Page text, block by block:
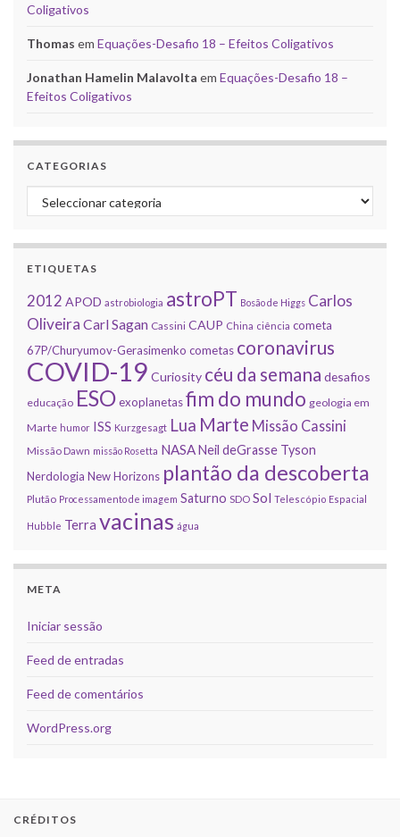
Coligativos
Thomas em Equações-Desafio 18 – Efeitos Coligativos
Jonathan Hamelin Malavolta em Equações-Desafio 18 –
Efeitos Coligativos
CATEGORIAS
Categorias
ETIQUETAS
2012 APOD astrobiologia astroPT Bosão de Higgs Carlos
Oliveira Carl Sagan Cassini CAUP China ciência cometa
67P/Churyumov-Gerasimenko cometas coronavirus
COVID-19 Curiosity céu da semana desafios
educação ESOexoplanetasfim do mundo geologia em
Marte humor ISS Kurzgesagt Lua Marte Missão Cassini
Missão Dawn missão Rosetta NASANeil deGrasse Tyson
Nerdologia New Horizons plantão da descoberta
Plutão Processamento de imagem Saturno SDO Sol Telescópio Espacial
Hubble Terra vacinas água
META
Iniciar sessão
Feed de entradas
Feed de comentários
WordPress.org
CRÉDITOS